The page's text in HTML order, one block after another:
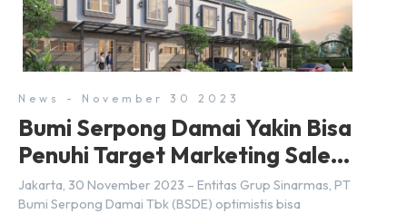
yang sama. Padahal anggapan tersebut kurang tepat.
Sebab Serpong dan BSD merupakan dua kawasan yang
berbeda. Berikut penjelasannya. Baca Juga: […]
News - November 30 2023
Bumi Serpong Damai Yakin Bisa
Penuhi Target Marketing Sales
Tahun 2023
Jakarta, 30 November 2023 – Entitas Grup Sinarmas, PT
Bumi Serpong Damai Tbk (BSDE) optimistis bisa